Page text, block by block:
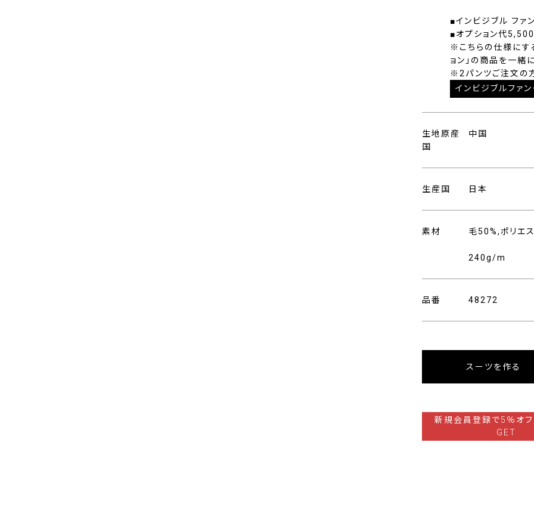
■インビジブル ファ
■オプション代
※こちらの仕様にす
ョン」の商品を一緒
※2パンツご注文の
インビジブルファ
生地原産
国
中国
生産国 日本
素材 毛50%,ポリエ
240g/m
品番 48272
スーツを作る
新規会員登録で5％オ
GET